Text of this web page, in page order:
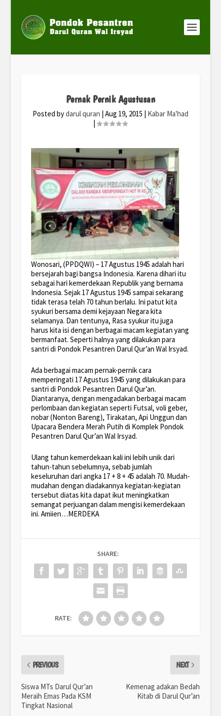
Pernak Pernik Agustusan
Posted bydarul quran | Aug 19, 2015 | Kabar Ma'had
|
Wonosari, (PPDQWI) – 17 Agustus 1945 adalah hari
bersejarah bagi bangsa Indonesia. Karena dihari itu
sebagai hari kemerdekaan Republik yang bernama
Indonesia. Sejak 17 Agustus 1945 sampai sekarang
tidak terasa telah 70 tahun berlalu. Ini patut kita
syukuri bersama demi kejayaan Negara kita
selamanya. Dan tentunya, Rasa syukur itu juga
harus kita isi dengan berbagai macam kegiatan yang
bermanfaat. Seperti halnya yang dilakukan para
santri di Pondok Pesantren Darul Qur’an Wal Irsyad.
Ada berbagai macam pernak-pernik cara
memperingati 17 Agustus 1945 yang dilakukan para
santri di Pondok Pesantren Darul Qur’an.
Diantaranya, dengan mengadakan berbagai macam
perlombaan dan kegiatan seperti Futsal, voli geber,
nobar (Nonton Bareng), Tirakatan, Api Unggun dan
Upacara Bendera Merah Putih di Komplek Pondok
Pesantren Darul Qur’an Wal Irsyad.
Ulang tahun kemerdekaan kali ini lebih unik dari
tahun-tahun sebelumnya, sebab jumlah
keseluruhan dari angka 17 + 8 + 45 adalah 70. Mudah-
mudahan dengan diadakannya kegiatan-kegiatan
tersebut diatas kita dapat ikut meningkatkan
semangat perjuangan dalam mengisi kemerdekaan
ini. Amiien…MERDEKA
SHARE:
RATE:
PREVIOUS
Siswa MTs Darul Qur’an
Meraih Emas Pada KSM
Tingkat Nasional
NEXT
Kemenag adakan Bedah
Kitab di Darul Qur’an